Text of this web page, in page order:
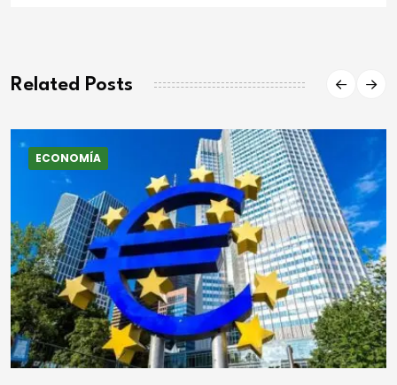
Related Posts
ECONOMÍA